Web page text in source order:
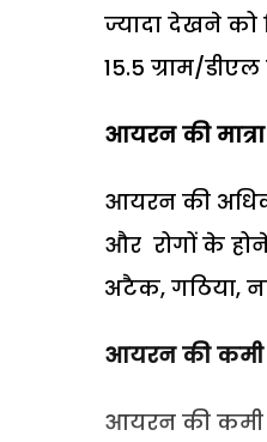
ज्यादा देखने को
15.5 ग्राम/डीएल
आयरन की
आयरन की
और रोगों के
अटैक, गठिया,
आयरन की कमी
आयरन की कमी